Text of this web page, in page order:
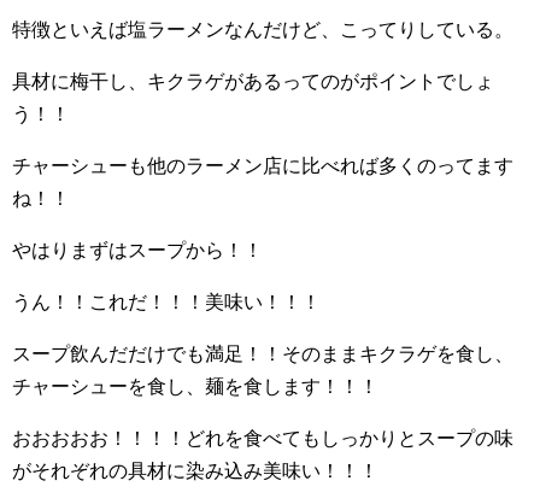
特徴といえば塩ラーメンなんだけど、こってりしている。
具材に梅干し、キクラゲがあるってのがポイントでしょ
う！！
チャーシューも他のラーメン店に比べれば多くのってます
ね！！
やはりまずはスープから！！
うん！！これだ！！！美味い！！！
スープ飲んだだけでも満足！！そのままキクラゲを食し、
チャーシューを食し、麺を食します！！！
おおおおお！！！！どれを食べてもしっかりとスープの味
がそれぞれの具材に染み込み美味い！！！